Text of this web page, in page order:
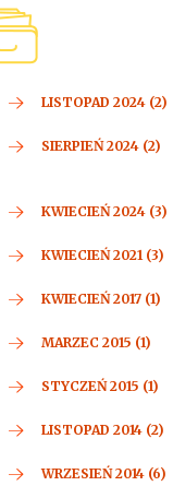
LISTOPAD 2024 (2)
SIERPIEŃ 2024 (2)
KWIECIEŃ 2024 (3)
KWIECIEŃ 2021 (3)
KWIECIEŃ 2017 (1)
MARZEC 2015 (1)
STYCZEŃ 2015 (1)
LISTOPAD 2014 (2)
WRZESIEŃ 2014 (6)